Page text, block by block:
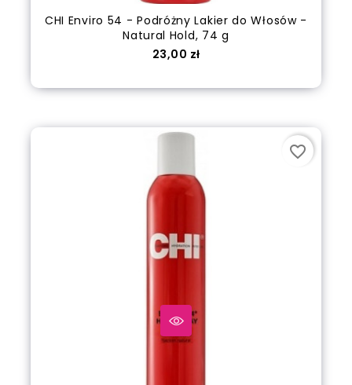
CHI Enviro 54 - Podróżny Lakier do Włosów -
Natural Hold, 74 g
Cena
23,00 zł
favorite_border